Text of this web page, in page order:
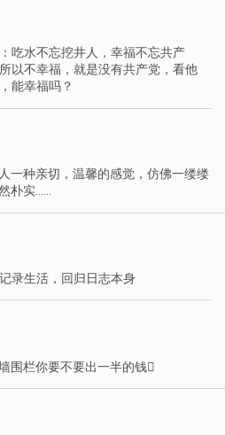
吃水不忘挖井人，幸福不忘共产
以不幸福，就是没有共产党，看他
能幸福吗？
一种亲切，温馨的感觉，仿佛一缕缕
朴实……
录生活，回归日志本身
围栏你要不要出一半的钱